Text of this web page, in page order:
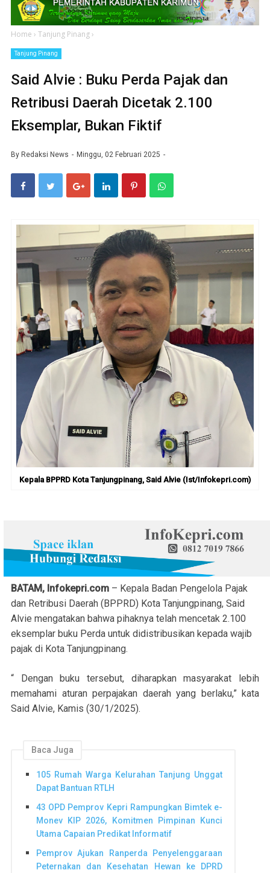
Home › Tanjung Pinang›
Tanjung Pinang
Said Alvie : Buku Perda Pajak dan
Retribusi Daerah Dicetak 2.100
Eksemplar, Bukan Fiktif
By Redaksi News Minggu, 02 Februari 2025
Kepala BPPRD Kota Tanjungpinang, Said Alvie (Ist/Infokepri.com)
BATAM, Infokepri.com – Kepala Badan Pengelola Pajak
dan Retribusi Daerah (BPPRD) Kota Tanjungpinang, Said
Alvie mengatakan bahwa pihaknya telah mencetak 2.100
eksemplar buku Perda untuk didistribusikan kepada wajib
pajak di Kota Tanjungpinang.
“ Dengan buku tersebut, diharapkan masyarakat lebih
memahami aturan perpajakan daerah yang berlaku,” kata
Said Alvie, Kamis (30/1/2025).
Baca Juga
105 Rumah Warga Kelurahan Tanjung Unggat
Dapat Bantuan RTLH
43 OPD Pemprov Kepri Rampungkan Bimtek e-
Monev KIP 2026, Komitmen Pimpinan Kunci
Utama Capaian Predikat Informatif
Pemprov Ajukan Ranperda Penyelenggaraan
Peternakan dan Kesehatan Hewan ke DPRD